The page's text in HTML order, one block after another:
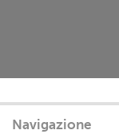
Navigazione